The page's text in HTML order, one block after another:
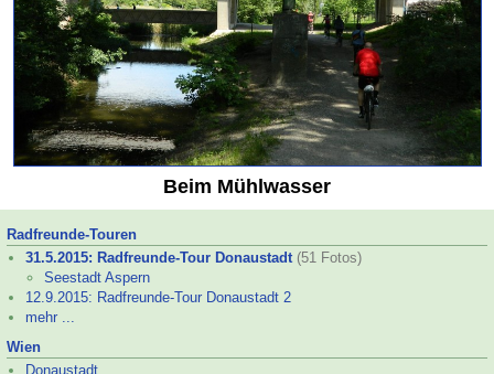
Beim Mühlwasser
Radfreunde-Touren
31.5.2015: Radfreunde-Tour Donaustadt (51 Fotos)
Seestadt Aspern
12.9.2015: Radfreunde-Tour Donaustadt 2
mehr ...
Wien
Donaustadt